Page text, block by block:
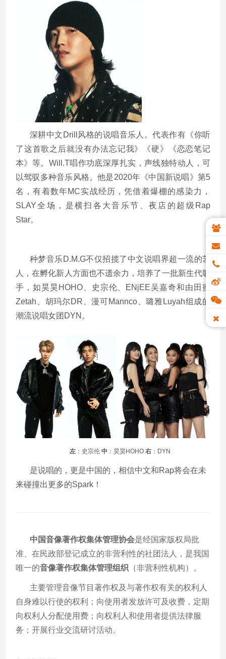
深耕中文 Drill
风格的说唱音乐人。代表作有《你听
了这首歌之后就没有办法忘记我》《硬》《恋恋笔记
本》等。 Will.T唱作功底深厚扎实，声线独特动人，可
以驾驭多种音乐风格。他是2020年《中国新说唱》第5
名，有着数年MC实战经历，凭借着爆棚的感染力，
SLAY全场，是横扫各大音乐节、夜店的超级 Rap
Star。
种梦音乐D.M.G不仅招揽了中文说唱界超一流的艺
人，在孵化新人方面也不遗余力，培养了一批新生代歌
手，如昊昊 HOHO、史宗伦、 ENjEE吴嘉奇和由田蜜
Zetah 、胡玛尔DR 、漫可Mannco、璐雅 Luyah组成的
潮流说唱女团 DYN 。
左 ：史宗伦 中 ：昊昊HOHO 右 ：DYN
是说唱的，更是中国的，相信中文和Rap将会在未
来碰撞出更多的Spark ！
中国音像著作权集体管理协会是经国家版权局批
准、在民政部登记成立的非营利性的社团法人，是我国
唯一的音像著作权集体管理组织 （非营利性机构）。
主要管理音像节目著作权及与著作权有关的权利人
自身难以行使的权利；向使用者发放许可及收费，定期
向权利人分配使用费；向权利人和使用者提供法律服
务；开展行业交流研讨活动。